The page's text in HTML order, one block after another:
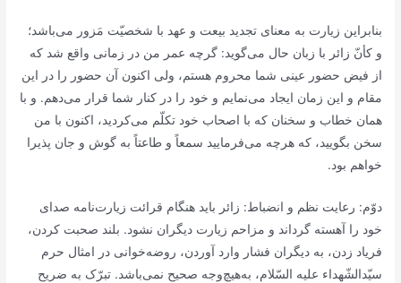
بنابراین زیارت به معنای تجدید بیعت و عهد با شخصیّت مَزور می‌باشد؛
و کأنّ زائر با زبان حال می‌گوید: گرچه عمر من در زمانی واقع شد که
از فیض حضور عینی شما محروم هستم، ولی اکنون آن حضور را در این
مقام و این زمان ایجاد می‌نمایم و خود را در کنار شما قرار می‌دهم. و با
همان خطاب و سخنان که با اصحاب خود تکلّم می‌کردید، اکنون با من
سخن بگویید، که هرچه می‌فرمایید سمعاً و طاعتاً به گوش و جان پذیرا
خواهم بود.
دوّم: رعایت نظم و انضباط: زائر باید هنگام قرائت زیارت‌نامه صدای
خود را آهسته گرداند و مزاحم زیارت دیگران نشود. بلند صحبت کردن،
فریاد زدن، به دیگران فشار وارد آوردن، روضه‌خوانی در امثال حرم
سیّدالشّهداء علیه السّلام، به‌هیچ‌وجه صحیح نمی‌باشد. تبرّک به ضریح